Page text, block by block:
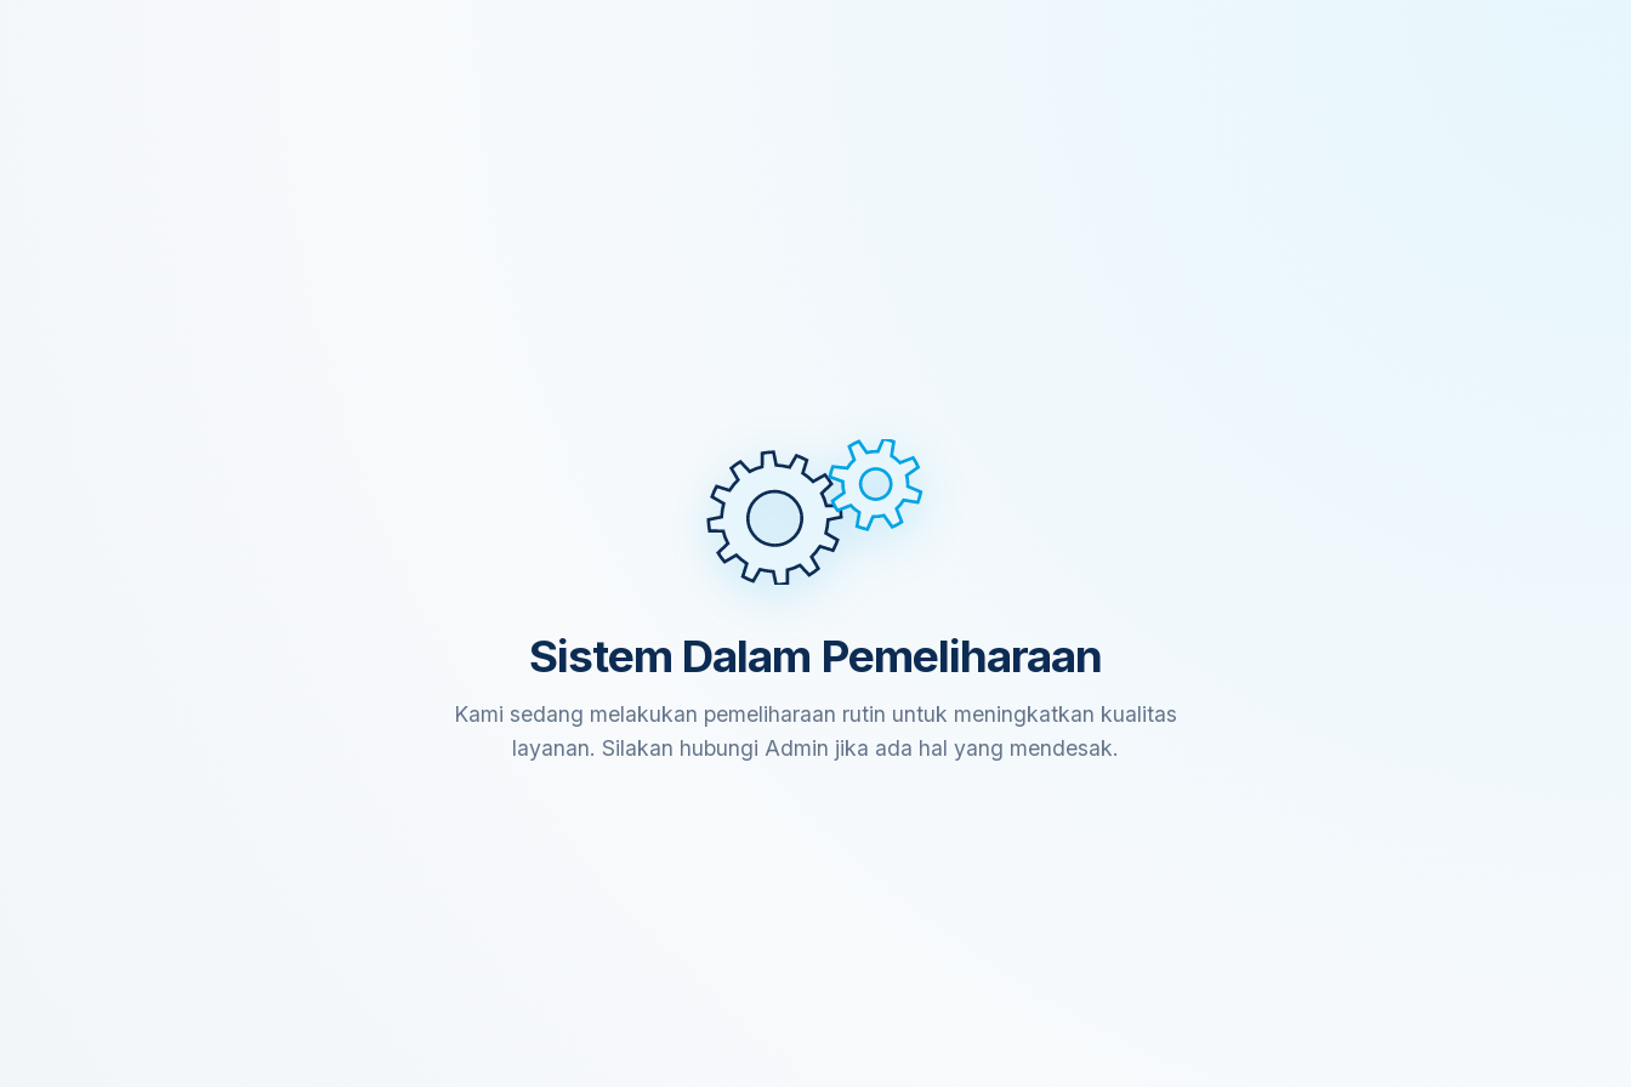
Sistem Dalam Pemeliharaan
Kami sedang melakukan pemeliharaan rutin untuk meningkatkan kualitas
layanan. Silakan hubungi Admin jika ada hal yang mendesak.